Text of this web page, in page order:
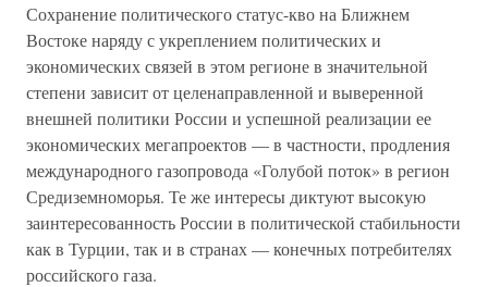
Сохранение политического статус-кво на Ближнем
Востоке наряду с укреплением политических и
экономических связей в этом регионе в значительной
степени зависит от целенаправленной и выверенной
внешней политики России и успешной реализации ее
экономических мегапроектов — в частности, продления
международного газопровода «Голубой поток» в регион
Средиземноморья. Те же интересы диктуют высокую
заинтересованность России в политической стабильности
как в Турции, так и в странах — конечных потребителях
российского газа.